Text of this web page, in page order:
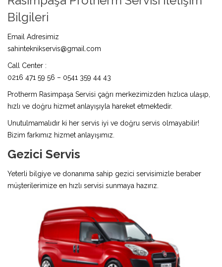
Bilgileri
Email Adresimiz
sahinteknikservis@gmail.com
Call Center :
0216 471 59 56 – 0541 359 44 43
Protherm Rasimpaşa Servisi çağrı merkezimizden hızlıca ulaşıp,
hızlı ve doğru hizmet anlayışıyla hareket etmektedir.
Unutulmamalıdır ki her servis iyi ve doğru servis olmayabilir!
Bizim farkımız hizmet anlayışımız.
Gezici Servis
Yeterli bilgiye ve donanıma sahip gezici servisimizle beraber
müşterilerimize en hızlı servisi sunmaya hazırız.